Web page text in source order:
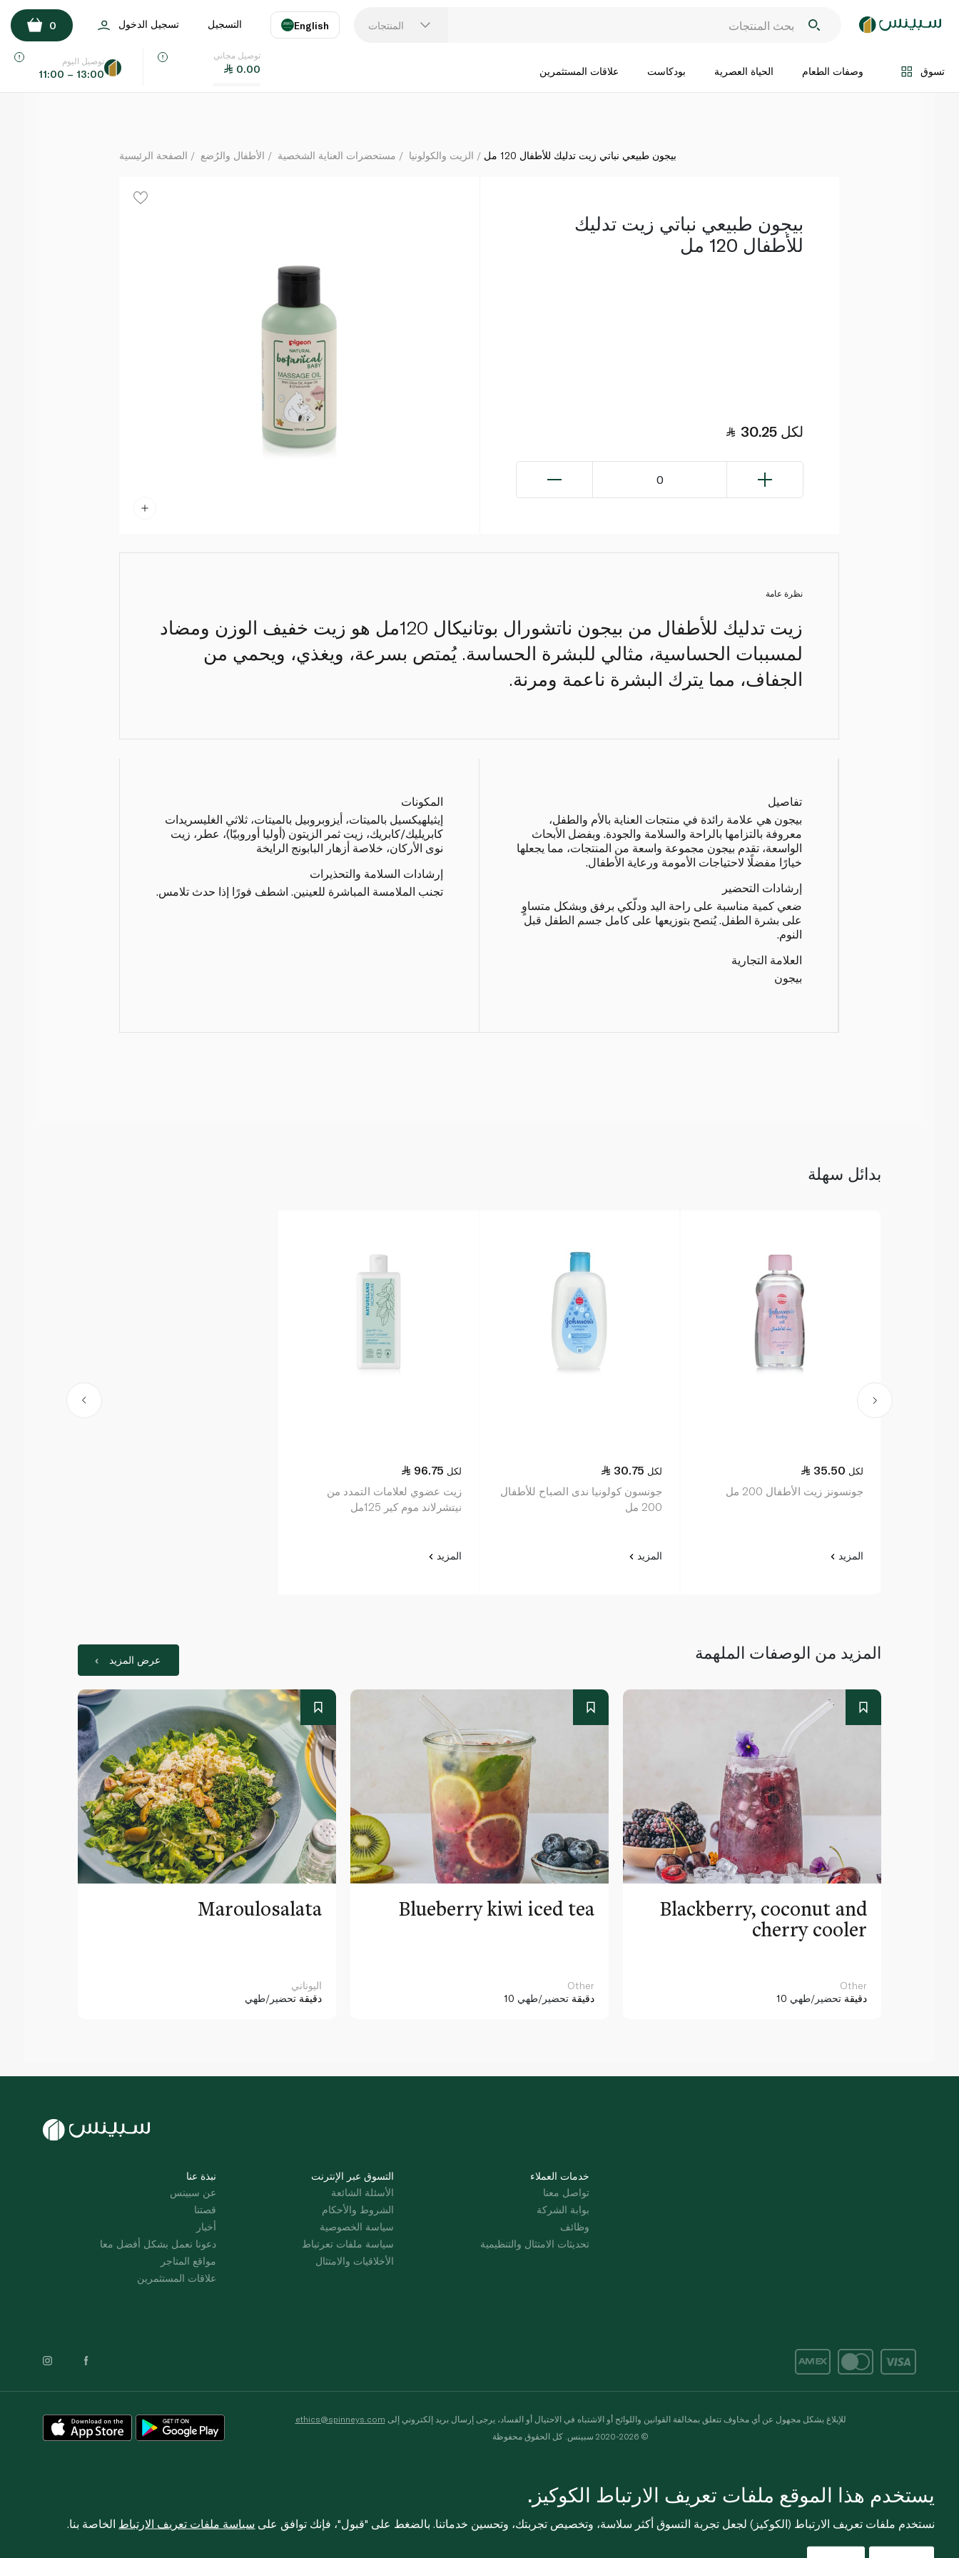
المنتجات English
اللغة
التسجيل تسجيل الدخول 0
تسوق وصفات الطعام الحياة العصرية بودكاست علاقات المستثمرين
توصيل مجاني
0.00
توصيل اليوم
11:00 – 13:00
اضف الى السلة
الصفحة الرئيسية الأطفال والرُضع مستحضرات العناية الشخصية الزيت والكولونيا بيجون طبيعي نباتي زيت تدليك للأطفال 120 مل
بيجون طبيعي نباتي زيت تدليك
للأطفال 120 مل
30.25 لكل
0
نظرة عامة
زيت تدليك للأطفال من بيجون ناتشورال بوتانيكال 120مل هو زيت خفيف الوزن ومضاد
لمسببات الحساسية، مثالي للبشرة الحساسة. يُمتص بسرعة، ويغذي، ويحمي من
الجفاف، مما يترك البشرة ناعمة ومرنة.
تفاصيل
بيجون هي علامة رائدة في منتجات العناية بالأم والطفل،
معروفة بالتزامها بالراحة والسلامة والجودة. وبفضل الأبحاث
الواسعة، تقدم بيجون مجموعة واسعة من المنتجات، مما يجعلها
خيارًا مفضلًا لاحتياجات الأمومة ورعاية الأطفال.
إرشادات التحضير
ضعي كمية مناسبة على راحة اليد ودلّكي برفق وبشكل متساوٍ
على بشرة الطفل. يُنصح بتوزيعها على كامل جسم الطفل قبل
النوم.
العلامة التجارية
بيجون
المكونات
إيثيلهيكسيل بالميتات، أيزوبروبيل بالميتات، ثلاثي الغليسريدات
كابريليك/كابريك، زيت ثمر الزيتون (أوليا أوروبيّا)، عطر، زيت
نوى الأركان، خلاصة أزهار البابونج الرايخة
إرشادات السلامة والتحذيرات
تجنب الملامسة المباشرة للعينين. اشطف فورًا إذا حدث تلامس.
بدائل سهلة
35.50 لكل
جونسونز زيت الأطفال 200 مل
المزيد
30.75 لكل
جونسون كولونيا ندى الصباح للأطفال
200 مل
المزيد
96.75 لكل
زيت عضوي لعلامات التمدد من
نيتشرلاند موم كير 125مل
المزيد
المزيد من الوصفات الملهمة عرض المزيد
Maroulosalata
اليوناني
دقيقة تحضير/طهي
Blueberry kiwi iced tea
Other
10 دقيقة تحضير/طهي
Blackberry, coconut and
cherry cooler
Other
10 دقيقة تحضير/طهي
نبذة عنا
عن سبينس
قصتنا
أخبار
دعونا نعمل بشكل أفضل معا
مواقع المتاجر
علاقات المستثمرين
التسوق عبر الإنترنت
الأسئلة الشائعة
الشروط والأحكام
سياسة الخصوصية
سياسة ملفات تعرتباط
الأخلاقيات والامتثال
خدمات العملاء
تواصل معنا
بوابة الشركة
وظائف
تحديثات الامتثال والتنظيمية
للإبلاغ بشكل مجهول عن أي مخاوف تتعلق بمخالفة القوانين واللوائح أو الاشتباه في الاحتيال أو الفساد، يرجى إرسال بريد إلكتروني إلى ethics@spinneys.com
© 2020-2026 سبينس. كل الحقوق محفوظة
يستخدم هذا الموقع ملفات تعريف الارتباط الكوكيز.
نستخدم ملفات تعريف الارتباط (الكوكيز) لجعل تجربة التسوق أكثر سلاسة، وتخصيص تجربتك، وتحسين خدماتنا. بالضغط على "قبول"، فإنك توافق على سياسة ملفات تعريف الارتباط الخاصة بنا.